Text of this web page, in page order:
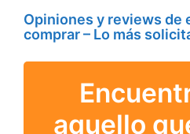
Opiniones y reviews de
comprar – Lo más
aquello